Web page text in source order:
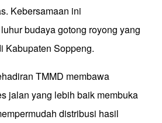
Kebersamaan ini
budaya gotong royong yang
Kabupaten Soppeng.
TMMD membawa
jalan yang lebih baik membuka
distribusi hasil